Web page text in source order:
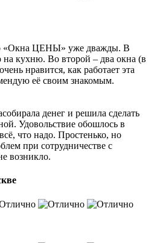
«Окна ЦЕНЫ» уже дважды. В
на кухню. Во второй – два окна (в
нравится, как работает эта
её своим знакомым.
денег и решила сделать
Удовольствие обошлось в
что надо. Простенько, но
при сотрудничестве с
возникло.